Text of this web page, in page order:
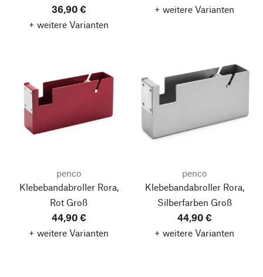
36,90 €
+ weitere Varianten
+ weitere Varianten
penco
Klebebandabroller Rora,
Rot Groß
44,90 €
+ weitere Varianten
penco
Klebebandabroller Rora,
Silberfarben Groß
44,90 €
+ weitere Varianten